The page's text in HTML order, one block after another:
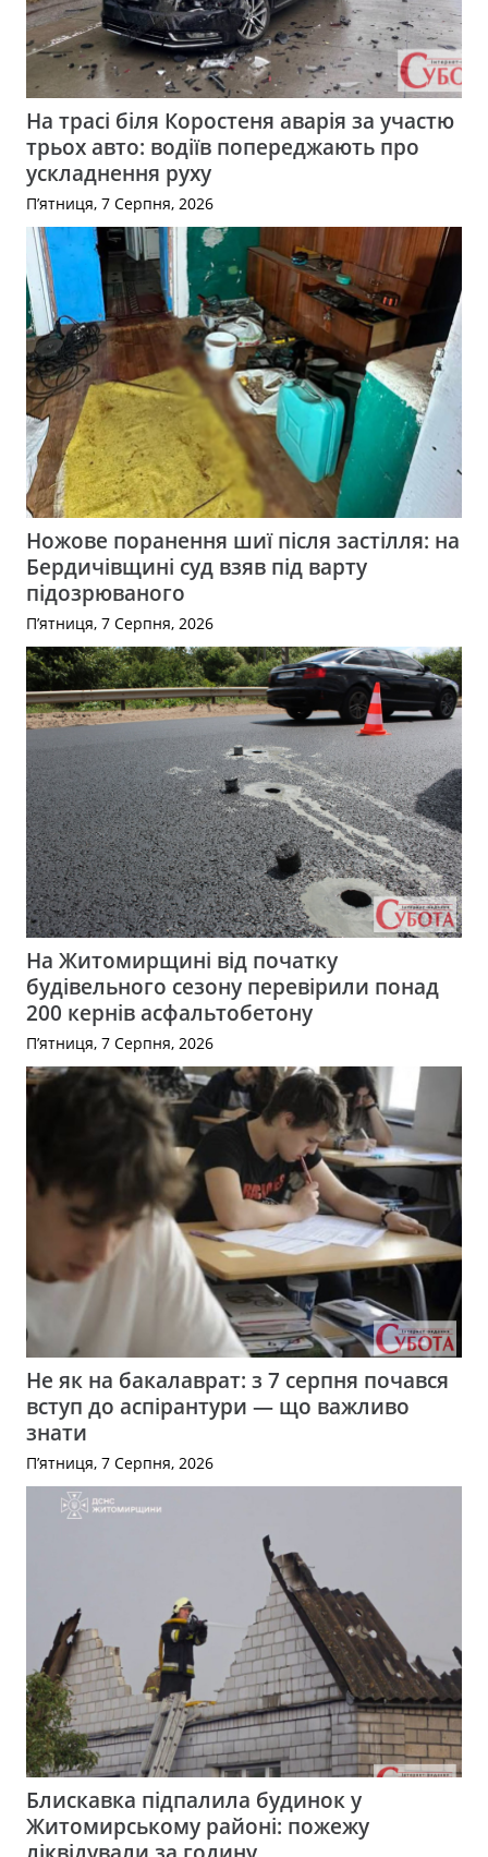
На трасі біля Коростеня аварія за участю
трьох авто: водіїв попереджають про
ускладнення руху
П’ятниця, 7 Серпня, 2026
Ножове поранення шиї після застілля: на
Бердичівщині суд взяв під варту
підозрюваного
П’ятниця, 7 Серпня, 2026
На Житомирщині від початку
будівельного сезону перевірили понад
200 кернів асфальтобетону
П’ятниця, 7 Серпня, 2026
Не як на бакалаврат: з 7 серпня почався
вступ до аспірантури — що важливо
знати
П’ятниця, 7 Серпня, 2026
Блискавка підпалила будинок у
Житомирському районі: пожежу